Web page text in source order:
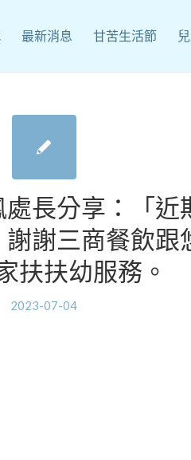
最新消息 甘苦生活節
長分享：「近
謝三商餐飲跟
扶扶幼服務。
2023-07-04